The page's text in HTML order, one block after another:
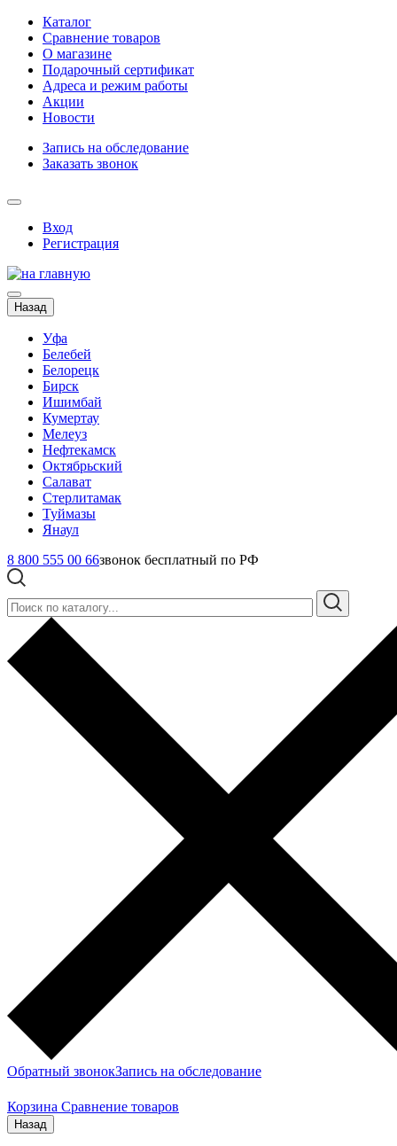
Каталог
Сравнение товаров
О магазине
Подарочный сертификат
Адреса и режим работы
Акции
Новости
Запись на обследование
Заказать звонок
Вход
Регистрация
Назад
Уфа
Белебей
Белорецк
Бирск
Ишимбай
Кумертау
Мелеуз
Нефтекамск
Октябрьский
Салават
Стерлитамак
Туймазы
Янаул
8 800 555 00 66звонок бесплатный по РФ
Обратный звонокЗапись на обследование
Корзина Сравнение товаров
Назад